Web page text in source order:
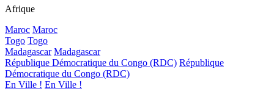
Afrique
Maroc Maroc
Togo Togo
Madagascar Madagascar
République Démocratique du Congo (RDC) République
Démocratique du Congo (RDC)
En Ville ! En Ville !